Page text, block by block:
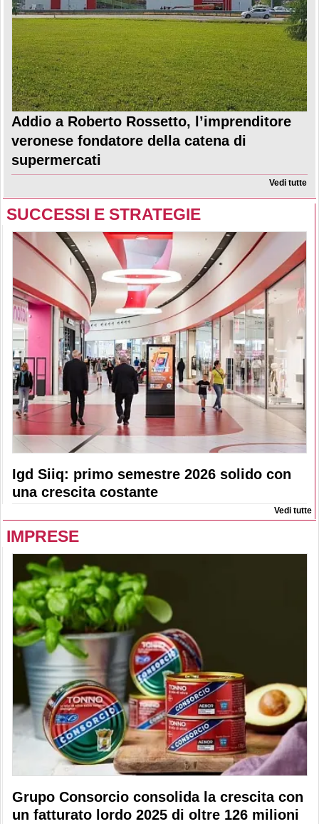
Addio a Roberto Rossetto, l’imprenditore
veronese fondatore della catena di
supermercati
Vedi tutte
SUCCESSI E STRATEGIE
Igd Siiq: primo semestre 2026 solido con
una crescita costante
Vedi tutte
IMPRESE
Grupo Consorcio consolida la crescita con
un fatturato lordo 2025 di oltre 126 milioni